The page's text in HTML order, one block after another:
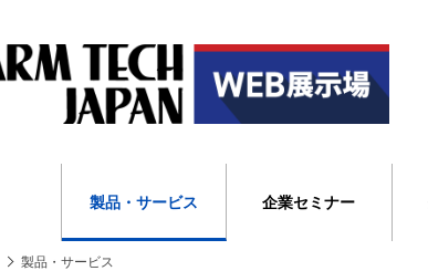
製品・サービス 企業セミナー
製品・サービス